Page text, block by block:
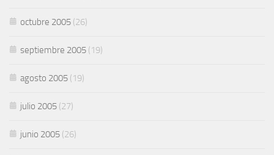
octubre 2005 (26)
septiembre 2005 (19)
agosto 2005 (19)
julio 2005 (27)
junio 2005 (26)